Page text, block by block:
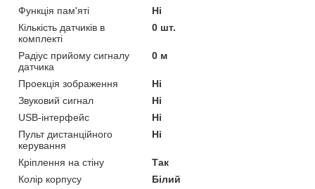
Функція пам'яті
Ні
Кількість датчиків в
комплекті
0 шт.
Радіус прийому сигналу
датчика
0 м
Проекція зображення
Ні
Звуковий сигнал
Ні
USB-інтерфейс
Ні
Пульт дистанційного
керування
Ні
Кріплення на стіну
Так
Колір корпусу
Білий